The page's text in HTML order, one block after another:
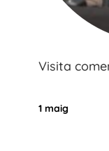
Visita
1 maig